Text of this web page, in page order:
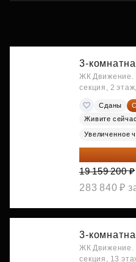
3-
ЖК Движение.
секция, 2
Сданы
Живите
Увеличенное
15 327 360
19 159 200 ₽
283 840 ₽
3-
ЖК Движение.
секция, 13